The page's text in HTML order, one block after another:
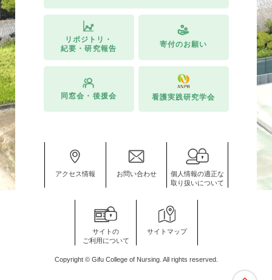
リポジトリ・
紀要・研究報告
寄付のお願い
同窓会・後援会 看護実践研究学会
アクセス情報 お問い合わせ
個人情報の適正な
取り扱いについて
サイトの
ご利用について
サイトマップ
Copyright © Gifu College of Nursing. All rights reserved.